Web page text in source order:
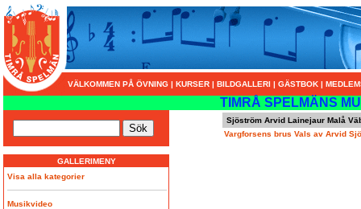
VÄLKOMMEN PÅ ÖVNING | KURSER | BILDGALLERI | GÄSTBOK |
TIMRÅ SPELMÄNS
GALLERIMENY
Visa alla kategorier
Musikvideo
Sjöström Arvid Lainejaur Malå
Vargforsens brus Vals av Arvid